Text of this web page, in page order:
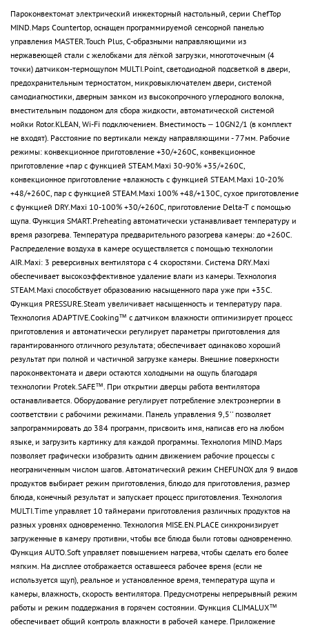
Пароконвектомат электрический инжекторный настольный, серии ChefTop
MIND.Maps Countertop, оснащен программируемой сенсорной панелью
управления MASTER.Touch Plus, C-образными направляющими из
нержавеющей стали с желобками для лёгкой загрузки, многоточечным (4
точки) датчиком-термощупом MULTI.Point, светодиодной подсветкой в двери,
предохранительным термостатом, микровыключателем двери, системой
самодиагностики, дверным замком из высокопрочного углеродного волокна,
вместительным поддоном для сбора жидкости, автоматической системой
мойки Rotor.KLEAN, Wi-Fi подключением. Вместимость – 10GN2/1 (в комплект
не входят). Расстояние по вертикали между направляющими - 77мм. Рабочие
режимы: конвекционное приготовление +30/+260С, конвекционное
приготовление +пар с функцией STEAM.Maxi 30-90% +35/+260С,
конвекционное приготовление +влажность с функцией STEAM.Maxi 10-20%
+48/+260С, пар с функцией STEAM.Maxi 100% +48/+130С, сухое приготовление
с функцией DRY.Maxi 10-100% +30/+260С, приготовление Delta-T с помощью
щупа. Функция SMART.Preheating автоматически устанавливает температуру и
время разогрева. Температура предварительного разогрева камеры: до +260С.
Распределение воздуха в камере осуществляется с помощью технологии
AIR.Maxi: 3 реверсивных вентилятора с 4 скоростями. Система DRY.Maxi
обеспечивает высокоэффективное удаление влаги из камеры. Технология
STEAM.Maxi способствует образованию насыщенного пара уже при +35С.
Функция PRESSURE.Steam увеличивает насыщенность и температуру пара.
Технология ADAPTIVE.Cooking™ с датчиком влажности оптимизирует процесс
приготовления и автоматически регулирует параметры приготовления для
гарантированного отличного результата; обеспечивает одинаково хороший
результат при полной и частичной загрузке камеры. Внешние поверхности
пароконвектомата и двери остаются холодными на ощупь благодаря
технологии Protek.SAFE™. При открытии дверцы работа вентилятора
останавливается. Оборудование регулирует потребление электроэнергии в
соответствии с рабочими режимами. Панель управления 9,5'' позволяет
запрограммировать до 384 программ, присвоить имя, написав его на любом
языке, и загрузить картинку для каждой программы. Технология MIND.Maps
позволяет графически изобразить одним движением рабочие процессы с
неограниченным числом шагов. Автоматический режим CHEFUNOX для 9 видов
продуктов выбирает режим приготовления, блюдо для приготовления, размер
блюда, конечный результат и запускает процесс приготовления. Технология
MULTI.Time управляет 10 таймерами приготовления различных продуктов на
разных уровнях одновременно. Технология MISE.EN.PLACE синхронизирует
загруженные в камеру противни, чтобы все блюда были готовы одновременно.
Функция AUTO.Soft управляет повышением нагрева, чтобы сделать его более
мягким. На дисплее отображается оставшееся рабочее время (если не
используется щуп), реальное и установленное время, температура щупа и
камеры, влажность, скорость вентилятора. Предусмотрены непрерывный режим
работы и режим поддержания в горячем состоянии. Функция CLIMALUX™
обеспечивает общий контроль влажности в рабочей камере. Приложение